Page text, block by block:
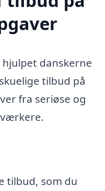
danskerne
tilbud på
fra seriøse og
tilbud, som du